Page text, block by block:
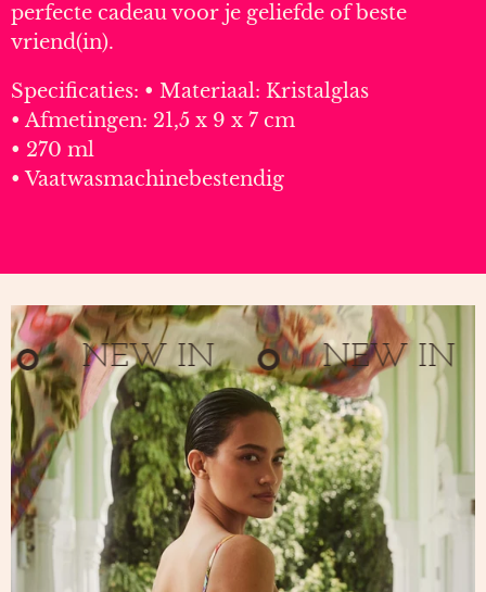
perfecte cadeau voor je geliefde of beste
vriend(in).
Specificaties: • Materiaal: Kristalglas
• Afmetingen: 21,5 x 9 x 7 cm
• 270 ml
• Vaatwasmachinebestendig
NEW IN NEW IN